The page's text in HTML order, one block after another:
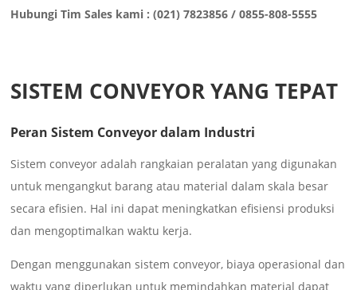
Hubungi Tim Sales kami : (021) 7823856 / 0855-808-5555
SISTEM CONVEYOR YANG TEPAT
Peran Sistem Conveyor dalam Industri
Sistem conveyor adalah rangkaian peralatan yang digunakan
untuk mengangkut barang atau material dalam skala besar
secara efisien. Hal ini dapat meningkatkan efisiensi produksi
dan mengoptimalkan waktu kerja.
Dengan menggunakan sistem conveyor, biaya operasional dan
waktu yang diperlukan untuk memindahkan material dapat